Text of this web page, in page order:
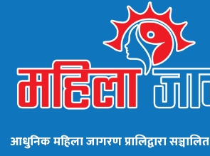
आधुनिक महिला जागरण प्रालिद्वारा सञ्चालित